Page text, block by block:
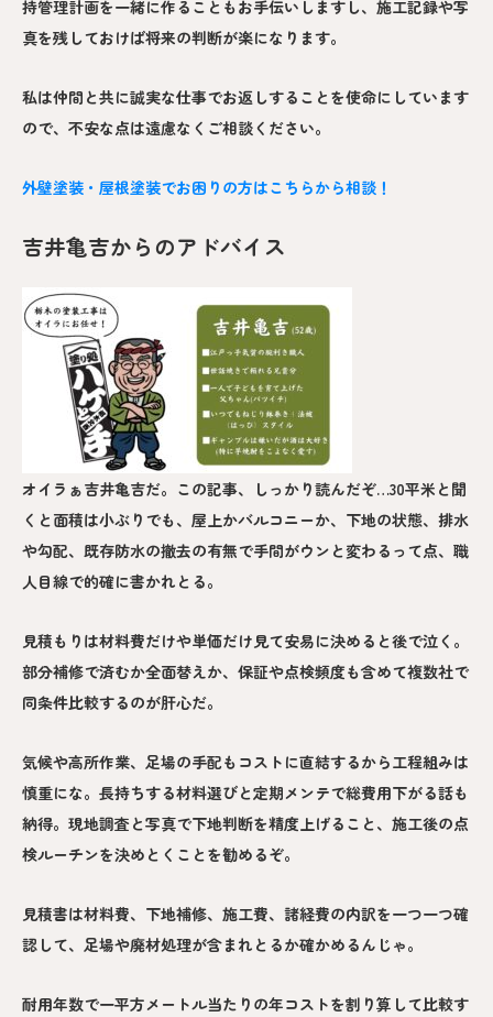
持管理計画を一緒に作ることもお手伝いしますし、施工記録や写
真を残しておけば将来の判断が楽になります。
私は仲間と共に誠実な仕事でお返しすることを使命にしています
ので、不安な点は遠慮なくご相談ください。
外壁塗装・屋根塗装でお困りの方はこちらから相談！
吉井亀吉からのアドバイス
オイラぁ吉井亀吉だ。この記事、しっかり読んだぞ…30平米と聞
くと面積は小ぶりでも、屋上かバルコニーか、下地の状態、排水
や勾配、既存防水の撤去の有無で手間がウンと変わるって点、職
人目線で的確に書かれとる。
見積もりは材料費だけや単価だけ見て安易に決めると後で泣く。
部分補修で済むか全面替えか、保証や点検頻度も含めて複数社で
同条件比較するのが肝心だ。
気候や高所作業、足場の手配もコストに直結するから工程組みは
慎重にな。長持ちする材料選びと定期メンテで総費用下がる話も
納得。現地調査と写真で下地判断を精度上げること、施工後の点
検ルーチンを決めとくことを勧めるぞ。
見積書は材料費、下地補修、施工費、諸経費の内訳を一つ一つ確
認して、足場や廃材処理が含まれとるか確かめるんじゃ。
耐用年数で一平方メートル当たりの年コストを割り算して比較す